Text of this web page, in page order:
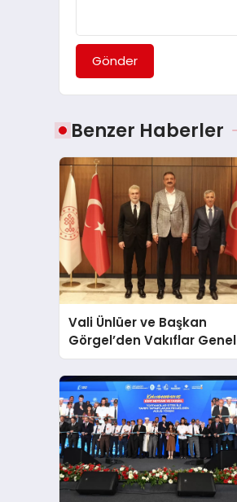
Gönder
Benzer Haberler
Vali Ünlüer ve Başkan
Görgel’den Vakıflar Genel
Müdürlüğü’ne ziyaret